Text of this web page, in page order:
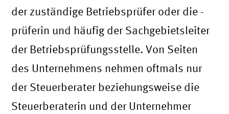
der zuständige Betriebsprüfer oder die -
prüferin und häufig der Sachgebietsleiter
der Betriebsprüfungsstelle. Von Seiten
des Unternehmens nehmen oftmals nur
der Steuerberater beziehungsweise die
Steuerberaterin und der Unternehmer